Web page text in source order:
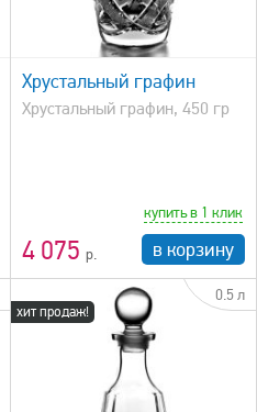
Хрустальный графин
Хрустальный графин, 450 гр
4 075
купить в 1 клик
в корзину
хит продаж!
0.5 л